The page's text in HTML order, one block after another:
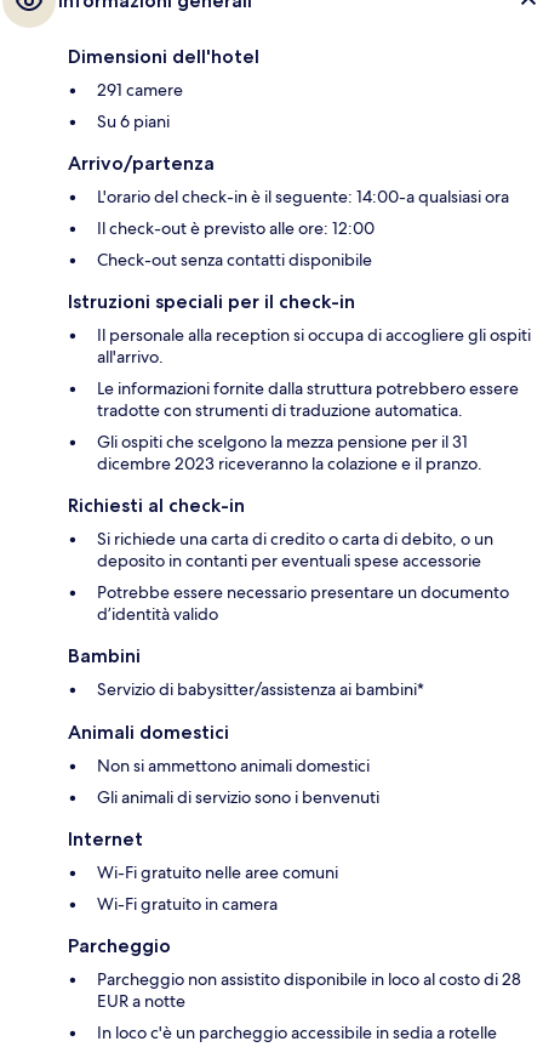
Dimensioni dell'hotel
291 camere
Su 6 piani
Arrivo/partenza
L'orario del check-in è il seguente: 14:00-a qualsiasi ora
Il check-out è previsto alle ore: 12:00
Check-out senza contatti disponibile
Istruzioni speciali per il check-in
Il personale alla reception si occupa di accogliere gli ospiti
all'arrivo.
Le informazioni fornite dalla struttura potrebbero essere
tradotte con strumenti di traduzione automatica.
Gli ospiti che scelgono la mezza pensione per il 31
dicembre 2023 riceveranno la colazione e il pranzo.
Richiesti al check-in
Si richiede una carta di credito o carta di debito, o un
deposito in contanti per eventuali spese accessorie
Potrebbe essere necessario presentare un documento
d’identità valido
Bambini
Servizio di babysitter/assistenza ai bambini*
Animali domestici
Non si ammettono animali domestici
Gli animali di servizio sono i benvenuti
Internet
Wi-Fi gratuito nelle aree comuni
Wi-Fi gratuito in camera
Parcheggio
Parcheggio non assistito disponibile in loco al costo di 28
EUR a notte
In loco c'è un parcheggio accessibile in sedia a rotelle